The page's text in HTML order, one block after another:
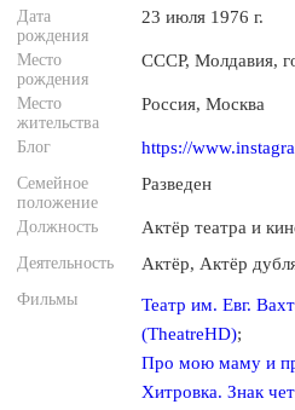
Дата
рождения
23 июля 1976 г.
Место
рождения
СССР, Молдавия,
Место
жительства
Россия, Москва
Блог https://
Семейное
положение
Разведен
Должность Актёр театра и
Деятельность Актёр, Актёр
Фильмы
Театр им. Евг.
(TheatreHD);
Про мою маму и
Хитровка. Знак